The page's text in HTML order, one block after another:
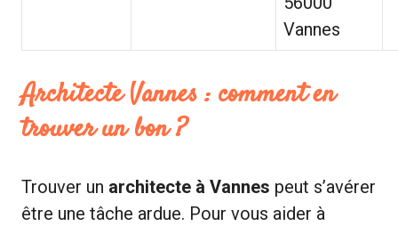
Vannes
Architecte Vannes : comment en
trouver un bon ?
Trouver un architecte à Vannes peut s’avérer
être une tâche ardue. Pour vous aider à